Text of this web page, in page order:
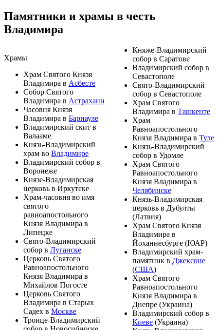
Памятники и храмы в честь
Владимира
Храмы
Храм Святого Князя
Владимира в Асбесте
Собор Святого
Владимира в Астрахани
Часовня Князя
Владимира в Барнауле
Владимирский скит в
Валааме
Князь-Владимирский
храм во Владимире
Владимирский собор в
Воронеже
Князе-Владимирская
церковь в Иркутске
Храм-часовня во имя
святого
равноапостольного
Князя Владимира в
Липецке
Свято-Владимирский
собор в Луганске
Церковь Святого
Равноапостольного
Князя Владимира в
Михайлов Погосте
Церковь Святого
Владимира в Старых
Садех в Москве
Троице-Владимирский
Княже-Владимирский
собор в Саратове
Владимирский собор в
Севастополе
Свято-Владимирский
собор в Севастополе
Храм Святого
Владимира в Ташкенте
Храм
Равноапостольного
Князя Владимира в Туле
Князь-Владимирский
собор в Удомле
Храм Святого
Равноапостольного
Князя Владимира в
Челябинске
Князь-Владимирская
церковь в Дубулты
(Латвия)
Храм Святого Князя
Владимира в
Йоханнесбурге (ЮАР)
Владимирский храм-
памятник в Джексоне
(США)
Храм Святого
Равноапостольного
Князя Владимира в
Днепре (Украина)
Владимирский собор в
Киеве (Украина)